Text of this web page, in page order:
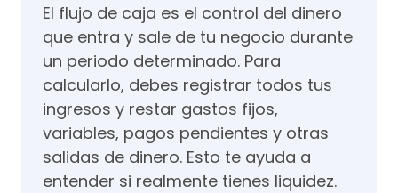
El flujo de caja es el control del dinero
que entra y sale de tu negocio durante
un periodo determinado. Para
calcularlo, debes registrar todos tus
ingresos y restar gastos fijos,
variables, pagos pendientes y otras
salidas de dinero. Esto te ayuda a
entender si realmente tienes liquidez.